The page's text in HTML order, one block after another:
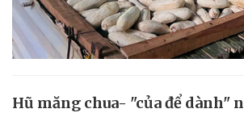
Hũ măng chua- "của để dành"